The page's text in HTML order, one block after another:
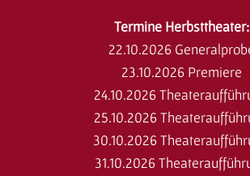
Termine Herbsttheater:
22.10.2026
23.10.2026 Premiere
24.10.2026
25.10.2026
30.10.2026
31.10.2026